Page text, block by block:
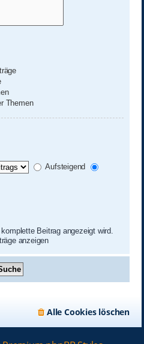
Themen
Aufsteigend
Beitrag angezeigt wird.
anzeigen
Alle Cookies löschen